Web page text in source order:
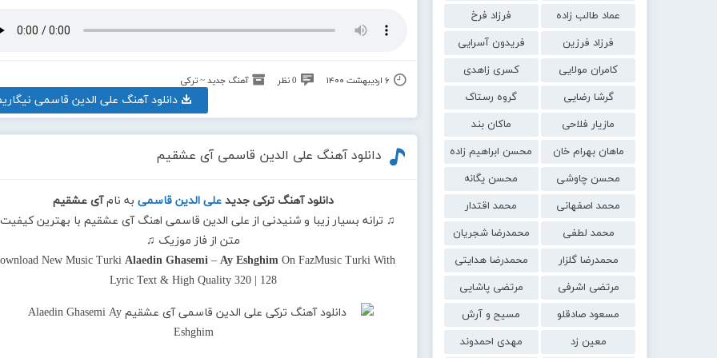
عماد طالب زاده
فرزاد فرخ
فرزاد فرزین
فریدون آسرایی
کامران مولایی
کسری زاهدی
گرشا رضایی
گروه رستاک
مازیار فلاحی
ماکان بند
ماهان بهرام خان
محسن ابراهیم زاده
محسن چاوشی
محسن یگانه
محمد اصفهانی
محمد اقتدار
محمد لطفی
محمدرضا شجریان
محمدرضا گلزار
محمدرضا هدایتی
مرتضی اشرفی
مرتضی پاشایی
مسعود صادقلو
مسیح و آرش
معین زد
مهدی احمدوند
۶ اردیبهشت ۱۴۰۰ 0 نظر آهنگ جدید ~ ترکی
دانلود آهنگ علی الدین قاسمی
دانلود آهنگ علی الدین قاسمی آی عشقیم
دانلود آهنگ ترکی جدید علی الدین قاسمیبه نامآی عشقیم
♫ ترانه بسیار زیبا و شنیدنی از علی الدین قاسمی اهنگ آی عشقیم با بهترین
متن از فاز موزیک ♫
New Music Turki Alaedin Ghasemi– Ay EshghimOn FazMusic Turki With
Lyric Text & High Quality 320 | 128